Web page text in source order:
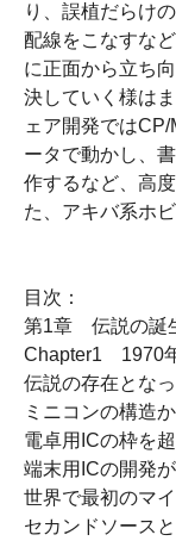
り、誤植だらけ
配線をこなすな
に正面から立ち
決していく様は
ェア開発では
ータで動かし、
作するなど、高
た、アキバ系ホ
目次：
第1章 伝説の誕
Chapter1 1970
伝説の存在とな
ミニコンの構造
電卓用ICの枠を
端末用ICの開発
世界で最初のマ
セカンドソース